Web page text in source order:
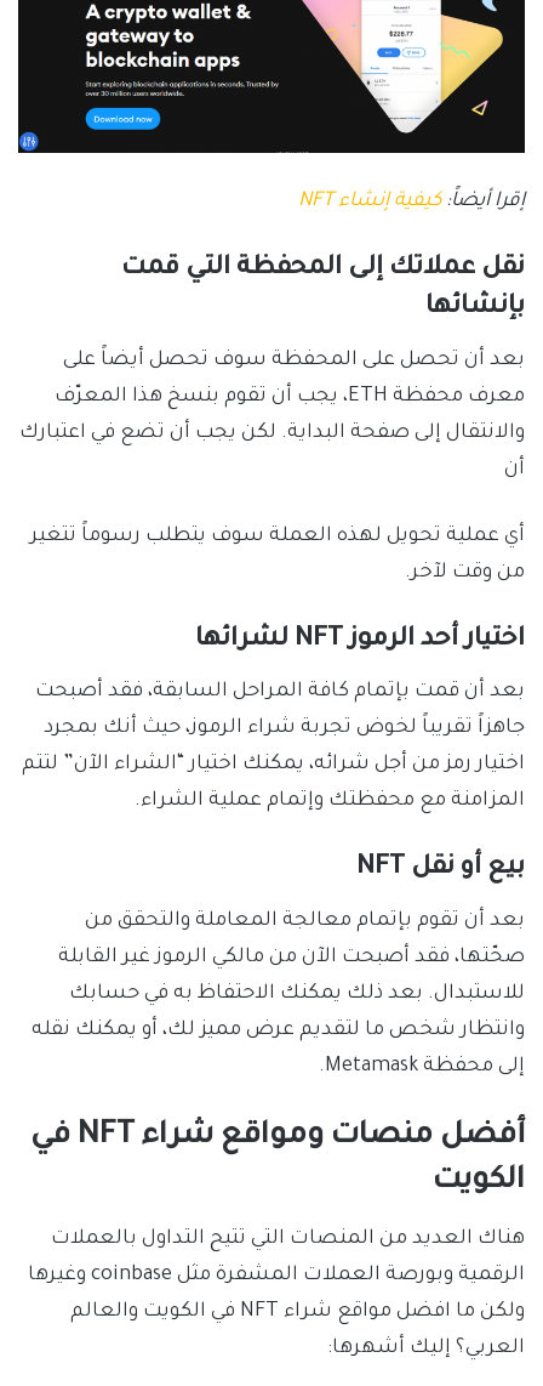
إقرا أيضاً:كيفية إنشاء NFT
نقل عملاتك إلى المحفظة التي قمت
بإنشائها
بعد أن تحصل على المحفظة سوف تحصل أيضاً على
معرف محفظة ETH، يجب أن تقوم بنسخ هذا المعرّف
والانتقال إلى صفحة البداية. لكن يجب أن تضع في اعتبارك
أن
أي عملية تحويل لهذه العملة سوف يتطلب رسوماً تتغير
من وقت لآخر.
اختيار أحد الرموز NFT لشرائها
بعد أن قمت بإتمام كافة المراحل السابقة، فقد أصبحت
جاهزاً تقريباً لخوض تجربة شراء الرموز، حيث أنك بمجرد
اختيار رمز من أجل شرائه، يمكنك اختيار “الشراء الآن” لتتم
المزامنة مع محفظتك وإتمام عملية الشراء.
بيع أو نقل NFT
بعد أن تقوم بإتمام معالجة المعاملة والتحقق من
صحّتها، فقد أصبحت الآن من مالكي الرموز غير القابلة
للاستبدال. بعد ذلك يمكنك الاحتفاظ به في حسابك
وانتظار شخص ما لتقديم عرض مميز لك، أو يمكنك نقله
إلى محفظة Metamask.
أفضل منصات ومواقع شراء NFT في
الكويت
هناك العديد من المنصات التي تتيح التداول بالعملات
الرقمية وبورصة العملات المشفرة مثل coinbase وغيرها
ولكن ما افضل مواقع شراء NFT في الكويت والعالم
العربي؟ إليك أشهرها: